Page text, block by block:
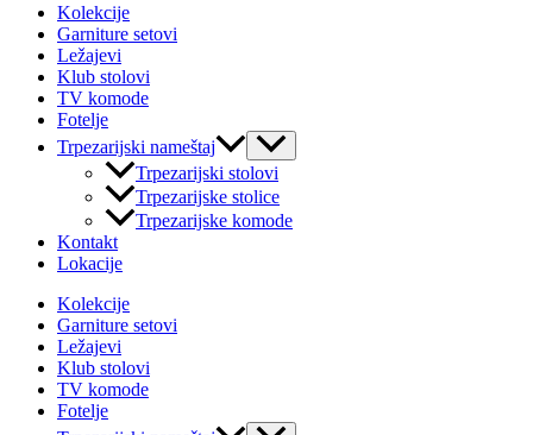
Kolekcije
Garniture setovi
Ležajevi
Klub stolovi
TV komode
Fotelje
Trpezarijski nameštaj
Uključi/isključi
izbornik
Trpezarijski stolovi
Trpezarijske stolice
Trpezarijske komode
Kontakt
Lokacije
Kolekcije
Garniture setovi
Ležajevi
Klub stolovi
TV komode
Fotelje